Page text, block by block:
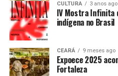
CULTURA 3 anos ago
IV Mostra Infinita
indígena no Brasil
CEARÁ 9 meses ago
Expoece 2025
Fortaleza